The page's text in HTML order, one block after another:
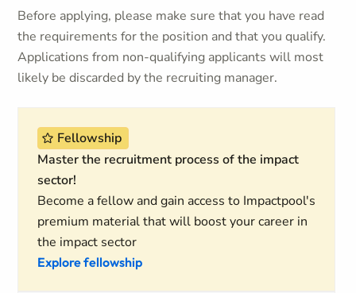
Before applying, please make sure that you have read
the requirements for the position and that you qualify.
Applications from non-qualifying applicants will most
likely be discarded by the recruiting manager.
Fellowship
Master the recruitment process of the impact
sector!
Become a fellow and gain access to Impactpool's
premium material that will boost your career in
the impact sector
Explore fellowship